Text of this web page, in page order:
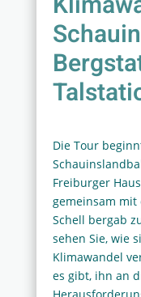
Die Tour
Freiburger
gemeinsam mit
Schell bergab
sehen Sie, wie
Klimawandel
es gibt, ihn an